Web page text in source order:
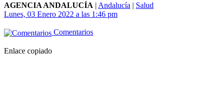
AGENCIA ANDALUCÍA | Andalucía | Salud
Lunes, 03 Enero 2022 a las 1:46 pm
Comentarios
Enlace copiado